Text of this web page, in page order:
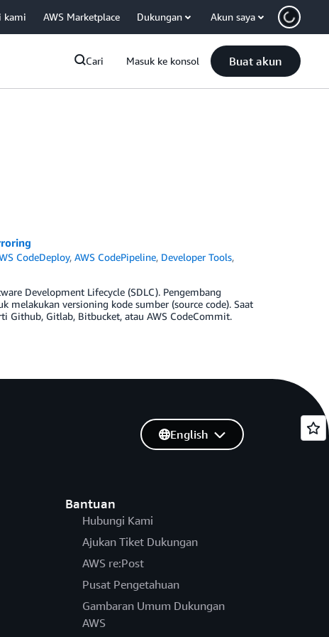
kami AWS Marketplace Dukungan Akun saya
Cari Masuk ke konsol Buat akun
CodeDeploy,AWS CodePipeline, Developer Tools,
Development Lifecycle (SDLC). Pengembang
melakukan versioning kode sumber (source code). Saat
Github, Gitlab, Bitbucket, atau AWS CodeCommit.
Bantuan
Hubungi Kami
Ajukan Tiket Dukungan
AWS re:Post
Pusat Pengetahuan
Gambaran Umum Dukungan
AWS
English